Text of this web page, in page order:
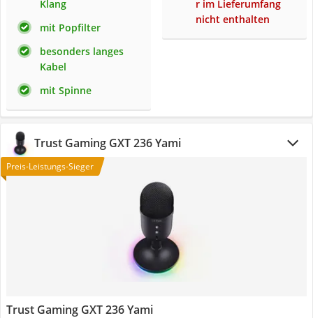
Klang
mit Popfilter
besonders langes
Kabel
mit Spinne
r im Lieferumfang
nicht enthalten
Trust Gaming GXT 236 Yami
Preis-Leistungs-Sieger
Trust Gaming GXT 236 Yami